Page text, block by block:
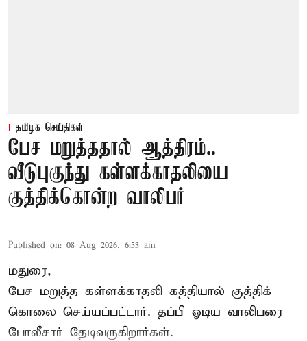
தமிழக செய்திகள்
பேச மறுத்ததால் ஆத்திரம்..
வீடுபுகுந்து கள்ளக்காதலியை
குத்திக்கொன்ற வாலிபர்
Published on: 08 Aug 2026, 6:53 am
மதுரை,
பேச மறுத்த கள்ளக்காதலி கத்தியால் குத்திக்
கொலை செய்யப்பட்டார். தப்பி ஓடிய வாலிபரை
போலீசார் தேடிவருகிறார்கள்.